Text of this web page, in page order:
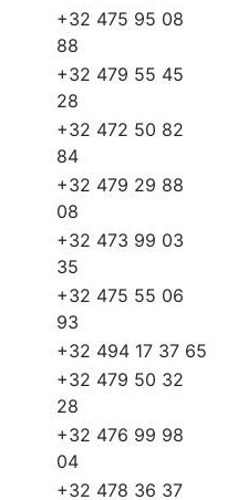
+32 475 95 08
88
+32 479 55 45
28
+32 472 50 82
84
+32 479 29 88
08
+32 473 99 03
35
+32 475 55 06
93
+32 494 17 37 65
+32 479 50 32
28
+32 476 99 98
04
+32 478 36 37